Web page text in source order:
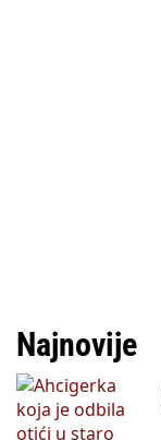
Najnovije